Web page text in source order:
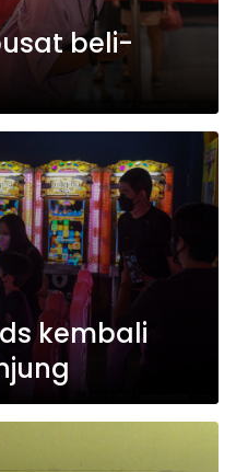
beli-
kembali